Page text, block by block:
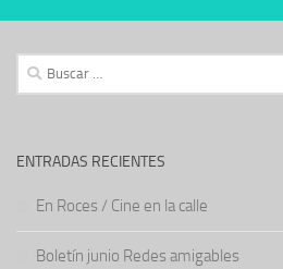
Buscar:
ENTRADAS RECIENTES
En Roces / Cine en la calle
Boletín junio Redes amigables